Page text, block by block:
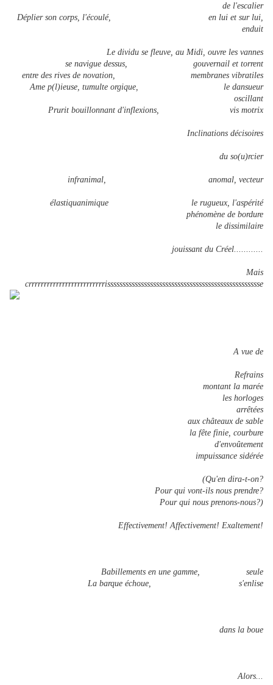
de l'escalier
Déplier son corps, l'écoulé, en lui et sur lui,
enduit
Le dividu se fleuve, au Midi, ouvre les vannes
se navigue dessus, gouvernail et torrent
entre des rives de novation, membranes vibratiles
Ame p(l)ieuse, tumulte orgique, le dansueur
oscillant
Prurit bouillonnant d'inflexions, vis motrix
Inclinations décisoires
du so(u)rcier
infranimal, anomal, vecteur
élastiquanimique le rugueux, l'aspérité
phénomène de bordure
le dissimilaire
jouissant du Créel............
Mais
crrrrrrrrrrrrrrrrrrrrrrrrrisssssssssssssssssssssssssssssssssssssssssssssssssse
A vue de
Refrains
montant la marée
les horloges
arrêtées
aux châteaux de sable
la fête finie, courbure
d'envoûtement
impuissance sidérée
(Qu'en dira-t-on?
Pour qui vont-ils nous prendre?
Pour qui nous prenons-nous?)
Effectivement! Affectivement! Exaltement!
Babillements en une gamme, seule
La barque échoue, s'enlise
dans la boue
Alors...